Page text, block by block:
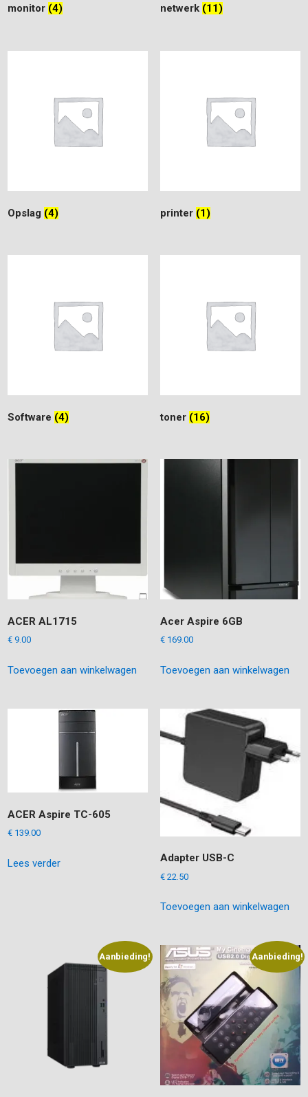
monitor (4) netwerk (11)
Opslag (4) printer (1)
Software (4) toner (16)
ACER AL1715
€ 9.00
Toevoegen aan winkelwagen
Acer Aspire 6GB
€169.00
Toevoegen aan winkelwagen
ACER Aspire TC-605
€ 139.00
Lees verder Adapter USB-C
€22.50
Toevoegen aan winkelwagen
Aanbieding! Aanbieding!